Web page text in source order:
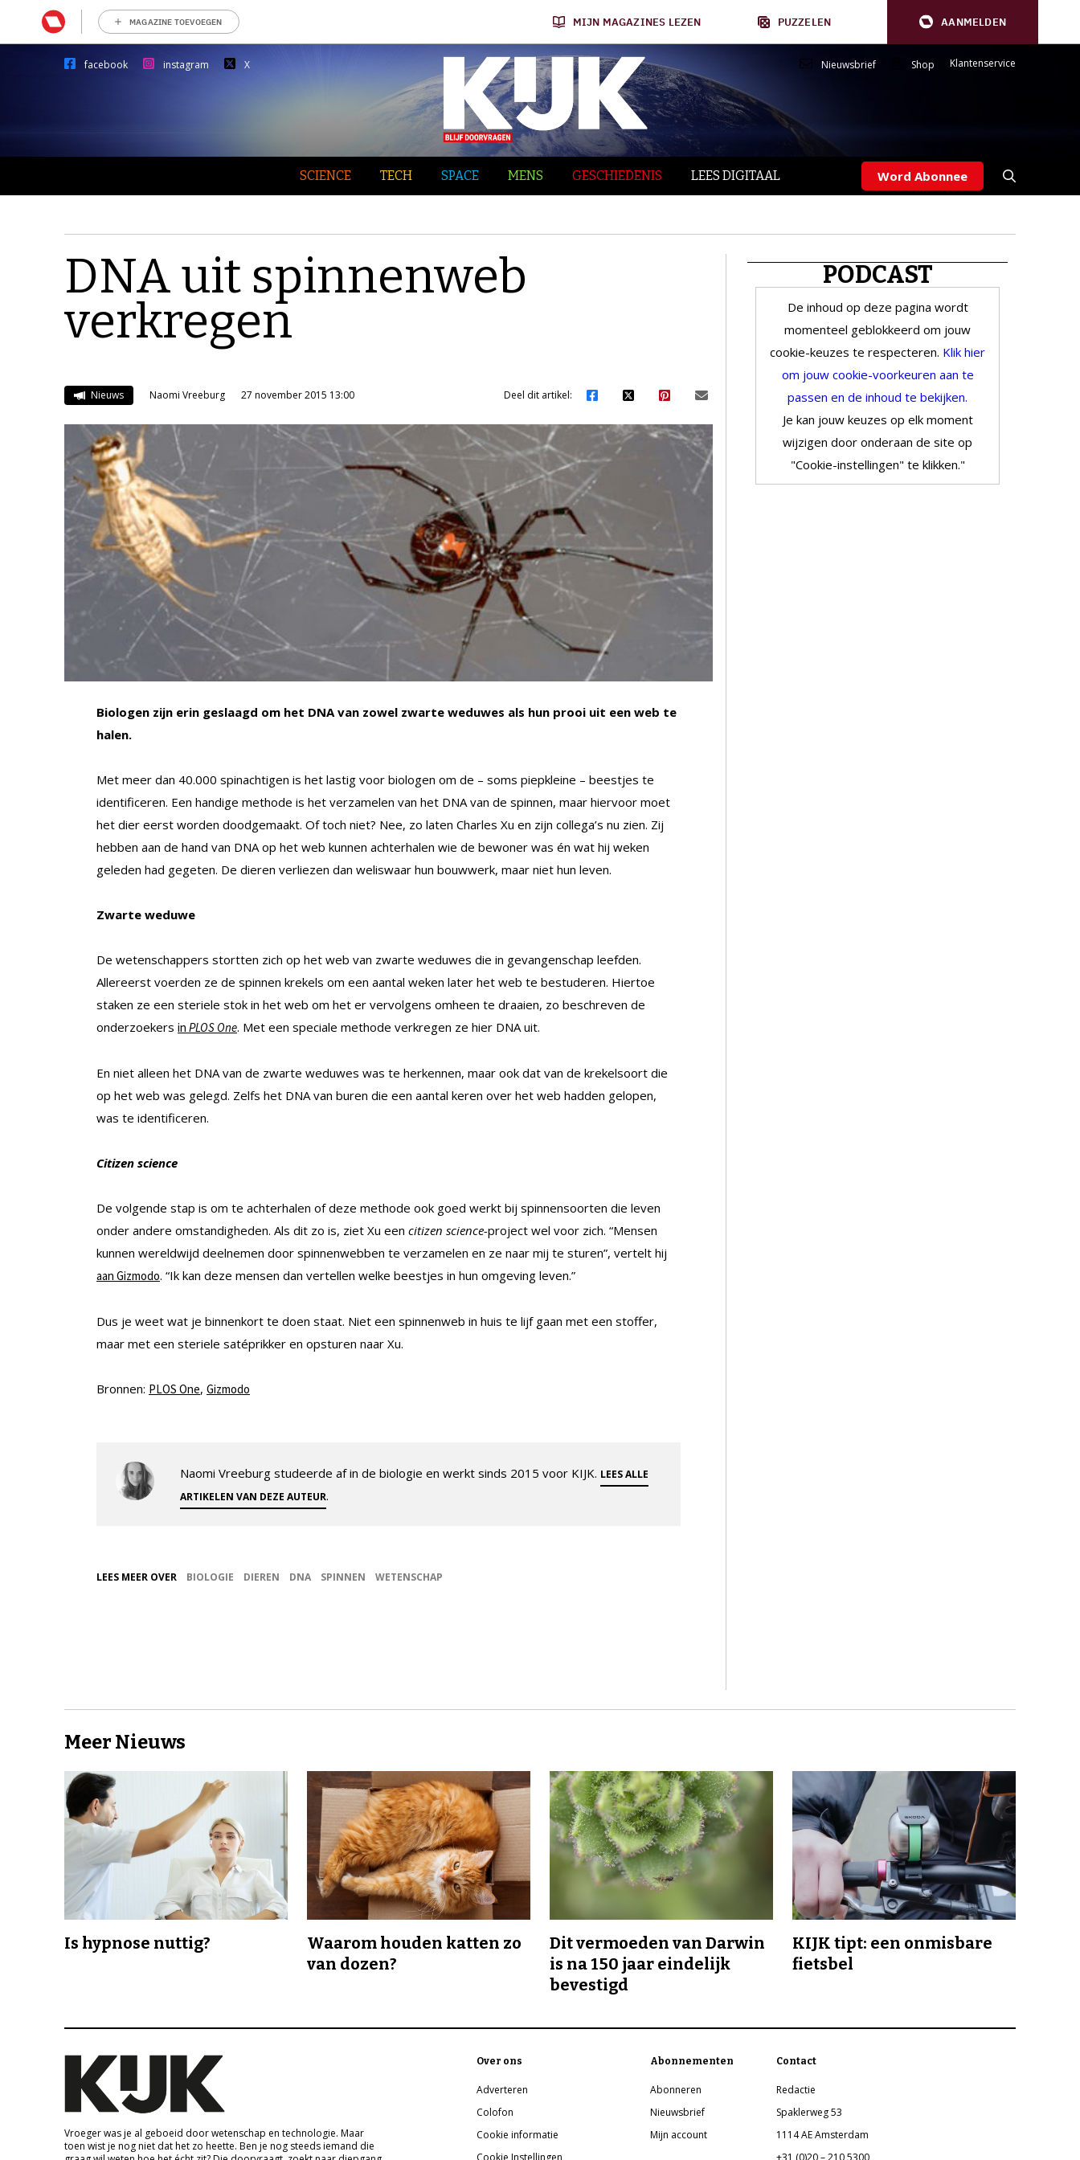
MAGAZINE TOEVOEGEN MIJN MAGAZINES LEZEN PUZZELEN AANMELDEN
facebook instagram X Nieuwsbrief Shop Klantenservice
SCIENCE TECH SPACE MENS GESCHIEDENIS LEES DIGITAAL Word Abonnee
DNA uit spinnenweb
verkregen
Nieuws Naomi Vreeburg 27 november 2015 13:00 Deel dit artikel:
Biologen zijn erin geslaagd om het DNA van zowel zwarte weduwes als hun prooi uit een web te
halen.
Met meer dan 40.000 spinachtigen is het lastig voor biologen om de – soms piepkleine – beestjes te
identificeren. Een handige methode is het verzamelen van het DNA van de spinnen, maar hiervoor moet
het dier eerst worden doodgemaakt. Of toch niet? Nee, zo laten Charles Xu en zijn collega’s nu zien. Zij
hebben aan de hand van DNA op het web kunnen achterhalen wie de bewoner was én wat hij weken
geleden had gegeten. De dieren verliezen dan weliswaar hun bouwwerk, maar niet hun leven.
Zwarte weduwe
De wetenschappers stortten zich op het web van zwarte weduwes die in gevangenschap leefden.
Allereerst voerden ze de spinnen krekels om een aantal weken later het web te bestuderen. Hiertoe
staken ze een steriele stok in het web om het er vervolgens omheen te draaien, zo beschreven de
onderzoekers in PLOS One. Met een speciale methode verkregen ze hier DNA uit.
En niet alleen het DNA van de zwarte weduwes was te herkennen, maar ook dat van de krekelsoort die
op het web was gelegd. Zelfs het DNA van buren die een aantal keren over het web hadden gelopen,
was te identificeren.
Citizen science
De volgende stap is om te achterhalen of deze methode ook goed werkt bij spinnensoorten die leven
onder andere omstandigheden. Als dit zo is, ziet Xu een citizen science-project wel voor zich. “Mensen
kunnen wereldwijd deelnemen door spinnenwebben te verzamelen en ze naar mij te sturen”, vertelt hij
aan Gizmodo. “Ik kan deze mensen dan vertellen welke beestjes in hun omgeving leven.”
Dus je weet wat je binnenkort te doen staat. Niet een spinnenweb in huis te lijf gaan met een stoffer,
maar met een steriele satéprikker en opsturen naar Xu.
Bronnen: PLOS One, Gizmodo
Naomi Vreeburg studeerde af in de biologie en werkt sinds 2015 voor KIJK. LEES ALLE
ARTIKELEN VAN DEZE AUTEUR.
LEES MEER OVER BIOLOGIE DIEREN DNA SPINNEN WETENSCHAP
PODCAST
De inhoud op deze pagina wordt
momenteel geblokkeerd om jouw
cookie-keuzes te respecteren. Klik hier
om jouw cookie-voorkeuren aan te
passen en de inhoud te bekijken.
Je kan jouw keuzes op elk moment
wijzigen door onderaan de site op
"Cookie-instellingen" te klikken."
Meer Nieuws
Is hypnose nuttig?
Waarom houden katten zo
van dozen?
Dit vermoeden van Darwin
is na 150 jaar eindelijk
bevestigd
KIJK tipt: een onmisbare
fietsbel
Vroeger was je al geboeid door wetenschap en technologie. Maar
toen wist je nog niet dat het zo heette. Ben je nog steeds iemand die
Over ons
Adverteren
Colofon
Cookie informatie
Abonnementen
Abonneren
Nieuwsbrief
Mijn account
Contact
Redactie
Spaklerweg 53
1114 AE Amsterdam